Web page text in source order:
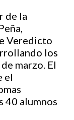
de la
Veredicto
los
marzo. El
el
40 alumnos